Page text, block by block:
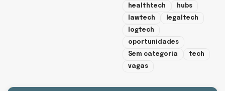
healthtech
hubs
lawtech
legaltech
logtech
oportunidades
Sem categoria
tech
vagas